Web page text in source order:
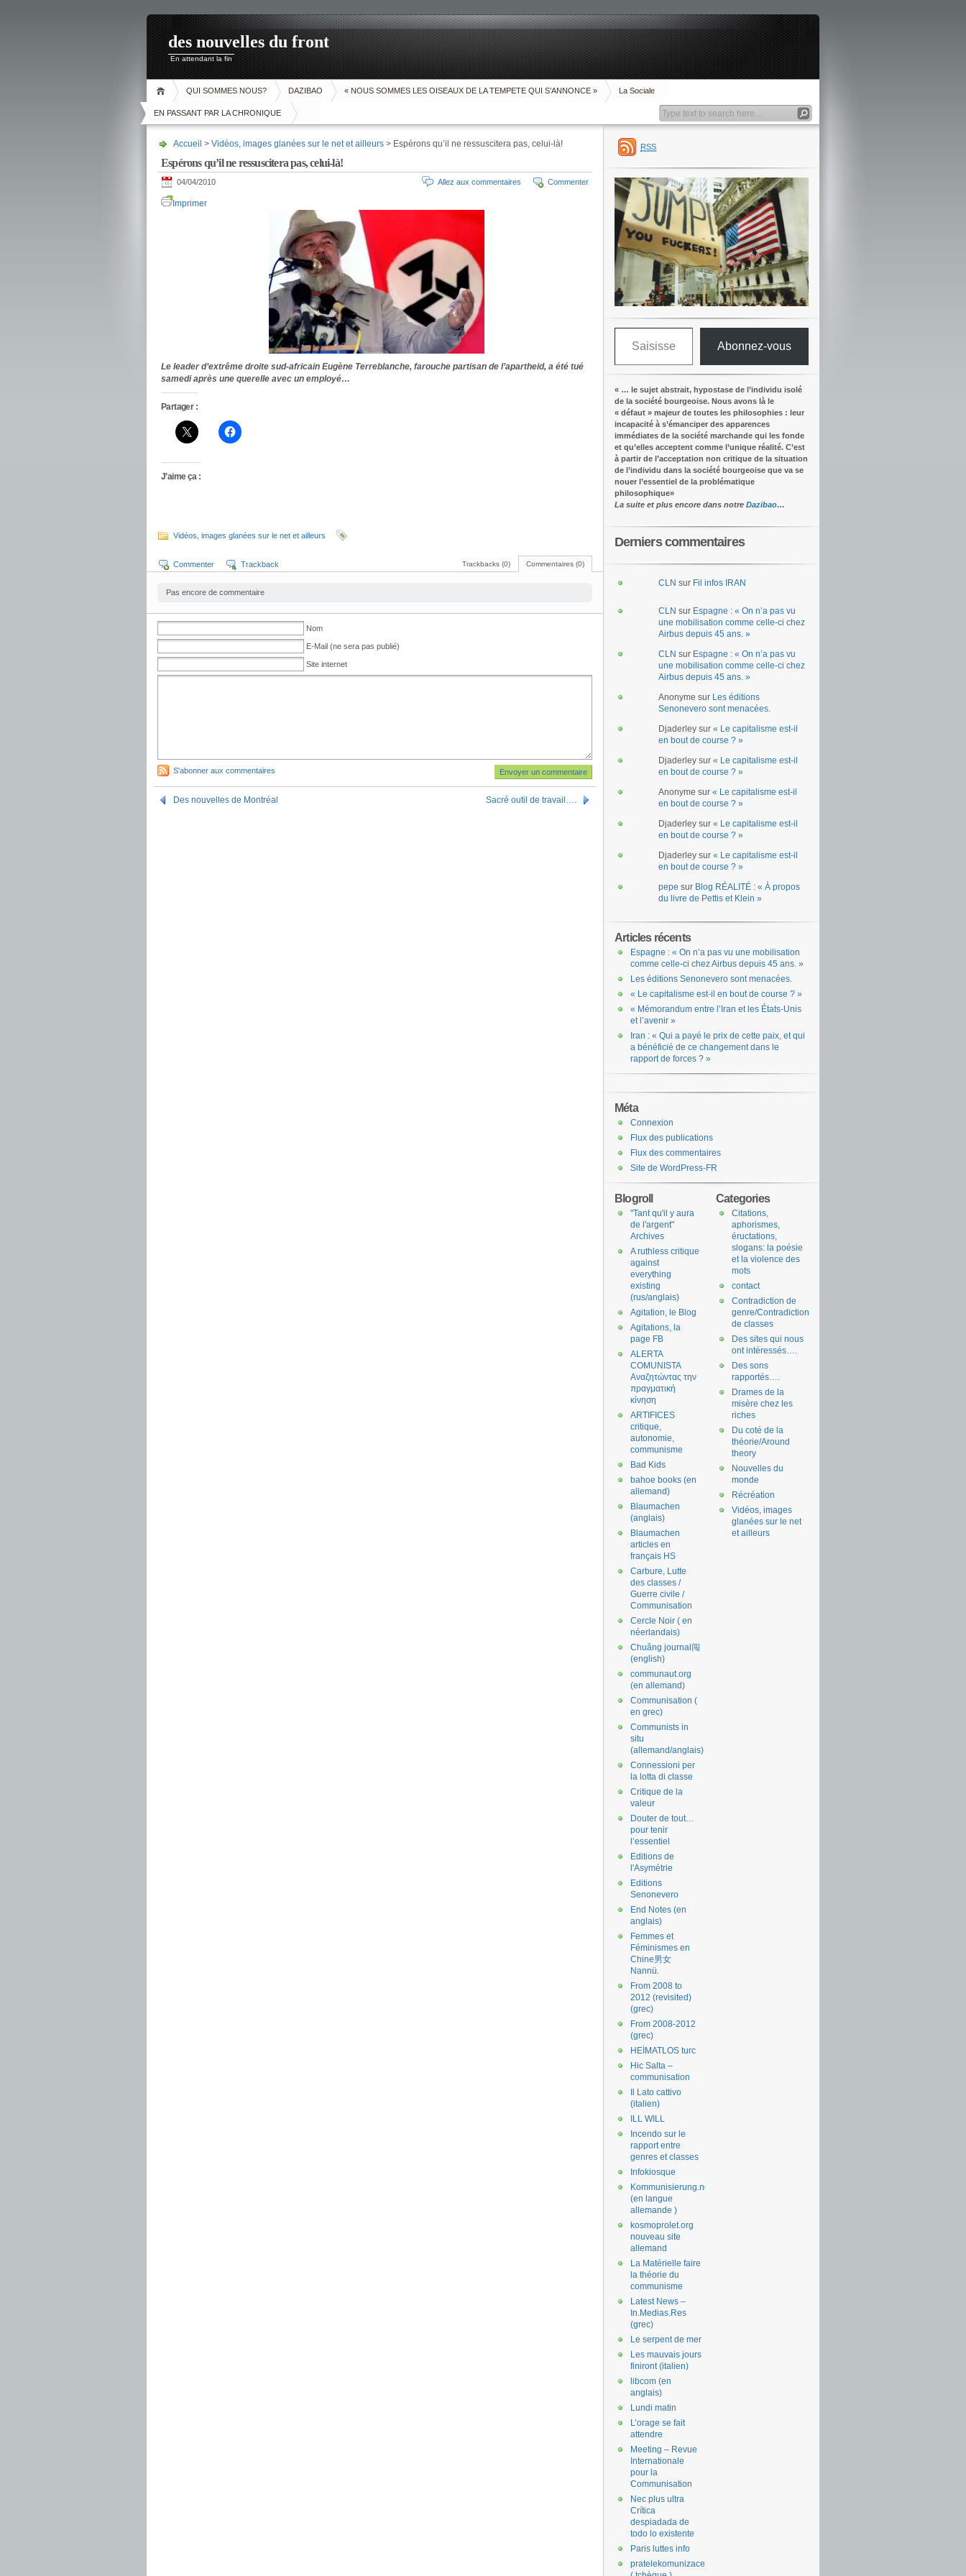
des nouvelles du front
En attendant la fin
QUI SOMMES NOUS? DAZIBAO « NOUS SOMMES LES OISEAUX DE LA TEMPETE QUI S’ANNONCE » La Sociale
EN PASSANT PAR LA CHRONIQUE
Accueil > Vidéos, images glanées sur le net et ailleurs > Espérons qu’il ne ressuscitera pas, celui-là!
Espérons qu’il ne ressuscitera pas, celui-là!
04/04/2010 Commenter
Allez aux commentaires
Imprimer
Le leader d’extrême droite sud-africain Eugène Terreblanche, farouche partisan de l’apartheid, a été tué
samedi après une querelle avec un employé…
Partager :
J’aime ça :
Vidéos, images glanées sur le net et ailleurs
Commentaires (0)
Trackbacks (0)
Commenter Trackback
Pas encore de commentaire
Nom
E-Mail (ne sera pas publié)
Site internet
S'abonner aux commentaires
Des nouvelles de Montréal Sacré outil de travail….
RSS
Saisissez votre adresse e-mail…
Abonnez-vous
« … le sujet abstrait, hypostase de l’individu isolé
de la société bourgeoise. Nous avons là le
« défaut » majeur de toutes les philosophies : leur
incapacité à s’émanciper des apparences
immédiates de la société marchande qui les fonde
et qu’elles acceptent comme l’unique réalité. C’est
à partir de l’acceptation non critique de la situation
de l’individu dans la société bourgeoise que va se
nouer l’essentiel de la problématique
philosophique»
La suite et plus encore dans notre Dazibao…
Derniers commentaires
CLN sur Fil infos IRAN
CLN sur Espagne : « On n’a pas vu
une mobilisation comme celle-ci chez
Airbus depuis 45 ans. »
CLN sur Espagne : « On n’a pas vu
une mobilisation comme celle-ci chez
Airbus depuis 45 ans. »
Anonyme sur Les éditions
Senonevero sont menacées.
Djaderley sur « Le capitalisme est-il
en bout de course ? »
Djaderley sur « Le capitalisme est-il
en bout de course ? »
Anonyme sur « Le capitalisme est-il
en bout de course ? »
Djaderley sur « Le capitalisme est-il
en bout de course ? »
Djaderley sur « Le capitalisme est-il
en bout de course ? »
pepe sur Blog RÉALITÉ : « À propos
du livre de Pettis et Klein »
Articles récents
Espagne : « On n’a pas vu une mobilisation
comme celle-ci chez Airbus depuis 45 ans. »
Les éditions Senonevero sont menacées.
« Le capitalisme est-il en bout de course ? »
« Mémorandum entre l’Iran et les États-Unis
et l’avenir »
Iran : « Qui a payé le prix de cette paix, et qui
a bénéficié de ce changement dans le
rapport de forces ? »
Méta
Connexion
Flux des publications
Flux des commentaires
Site de WordPress-FR
Categories
Citations,
aphorismes,
éructations,
slogans: la poésie
et la violence des
mots
contact
Contradiction de
genre/Contradiction
de classes
Des sites qui nous
ont intéressés….
Des sons
rapportés….
Drames de la
misère chez les
riches
Du coté de la
théorie/Around
theory
Nouvelles du
monde
Récréation
Vidéos, images
glanées sur le net
et ailleurs
Blogroll
"Tant qu'il y aura
de l'argent"
Archives
A ruthless critique
against
everything
existing
(rus/anglais)
Agitation, le Blog
Agitations, la
page FB
ALERTA
COMUNISTA
Αναζητώντας την
πραγματική
κίνηση
ARTIFICES
critique,
autonomie,
communisme
Bad Kids
bahoe books (en
allemand)
Blaumachen
(anglais)
Blaumachen
articles en
français HS
Carbure, Lutte
des classes /
Guerre civile /
Communisation
Cercle Noir ( en
néerlandais)
Chuǎng journal闯
(english)
communaut.org
(en allemand)
Communisation (
en grec)
Communists in
situ
(allemand/anglais)
Connessioni per
la lotta di classe
Critique de la
valeur
Douter de tout…
pour tenir
l’essentiel
Editions de
l'Asymétrie
Editions
Senonevero
End Notes (en
anglais)
Femmes et
Féminismes en
Chine男女
Nannü.
From 2008 to
2012 (revisited)
(grec)
From 2008-2012
(grec)
HEİMATLOS turc
Hic Salta –
communisation
Il Lato cattivo
(italien)
ILL WILL
Incendo sur le
rapport entre
genres et classes
Infokiosque
Kommunisierung.net
(en langue
allemande )
kosmoprolet.org
nouveau site
allemand
La Matérielle faire
la théorie du
communisme
Latest News –
In.Medias.Res
(grec)
Le serpent de mer
Les mauvais jours
finiront (italien)
libcom (en
anglais)
Lundi matin
L’orage se fait
attendre
Meeting – Revue
Internationale
pour la
Communisation
Nec plus ultra
Crítica
despiadada de
todo lo existente
Paris luttes info
pratelekomunizace